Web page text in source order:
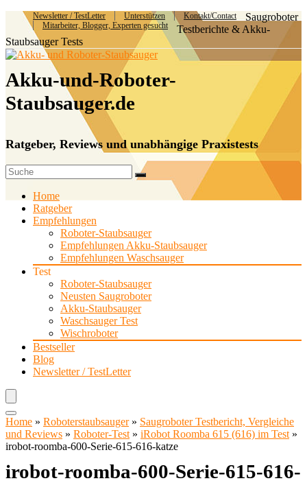
Newsletter / TestLetter Unterstützen
Kontakt/Contact
Mitarbeiter, Blogger, Experten gesucht
Saugroboter
Testberichte & Akku-
Staubsauger Tests
Akku-und-Roboter-
Staubsauger.de
Ratgeber, Reviews und unabhängige Praxistests
Home
Ratgeber
Empfehlungen
Roboter-Staubsauger
Empfehlungen Akku-Staubsauger
Empfehlungen Waschsauger
Test
Roboter-Staubsauger
Neusten Saugroboter
Akku-Staubsauger
Waschsauger Test
Wischroboter
Bestseller
Blog
Newsletter / TestLetter
Home » Roboterstaubsauger» Saugroboter Testbericht, Vergleiche
und Reviews » Roboter-Test » iRobot Roomba 615 (616) im Test »
irobot-roomba-600-Serie-615-616-katze
irobot-roomba-600-Serie-615-616-